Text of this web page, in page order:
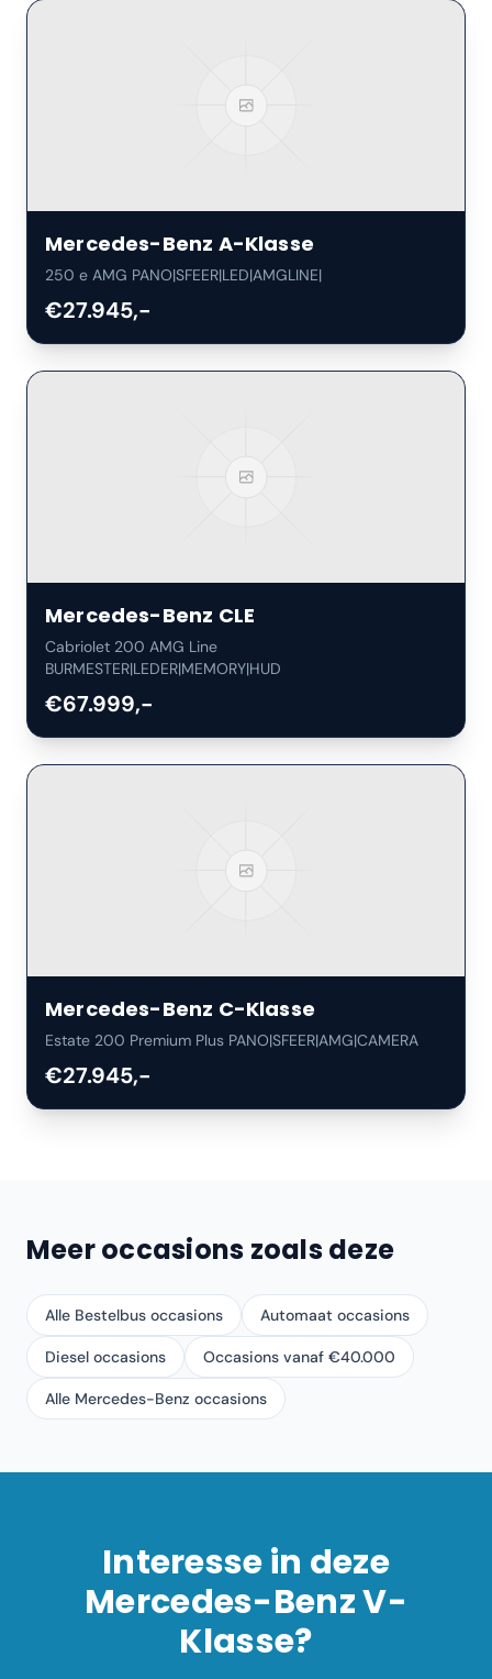
Mercedes-Benz A-Klasse
250 e AMG PANO|SFEER|LED|AMGLINE|
€27.945,-
Mercedes-Benz CLE
Cabriolet 200 AMG Line
BURMESTER|LEDER|MEMORY|HUD
€67.999,-
Mercedes-Benz C-Klasse
Estate 200 Premium Plus PANO|SFEER|AMG|CAMERA
€27.945,-
Meer occasions zoals deze
Alle Bestelbus occasions Automaat occasions
Diesel occasions Occasions vanaf €40.000
Alle Mercedes-Benz occasions
Interesse in deze
Mercedes-BenzV-
Klasse?